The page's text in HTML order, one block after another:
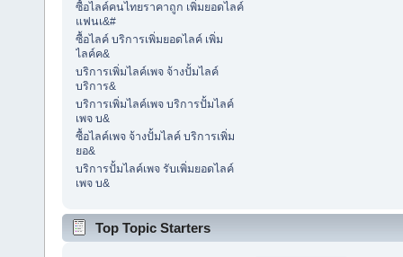
ซื้อไลค์คนไทยราคาถูก เพิ่มยอดไลค์
แฟนเ&#
ซื้อไลค์ บริการเพิ่มยอดไลค์ เพิ่ม
ไลค์ค&
บริการเพิ่มไลค์เพจ จ้างปั้มไลค์
บริการ&
บริการเพิ่มไลค์เพจ บริการปั้มไลค์
เพจ บ&
ซื้อไลค์เพจ จ้างปั้มไลค์ บริการเพิ่ม
ยอ&
บริการปั้มไลค์เพจ รับเพิ่มยอดไลค์
เพจ บ&
Top Topic Starters